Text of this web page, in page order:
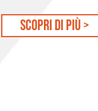
scopri di più >